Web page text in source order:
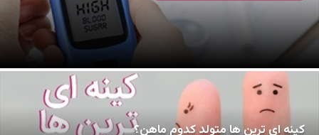
کینه ای ترین ها متولد کدوم ماهن؟